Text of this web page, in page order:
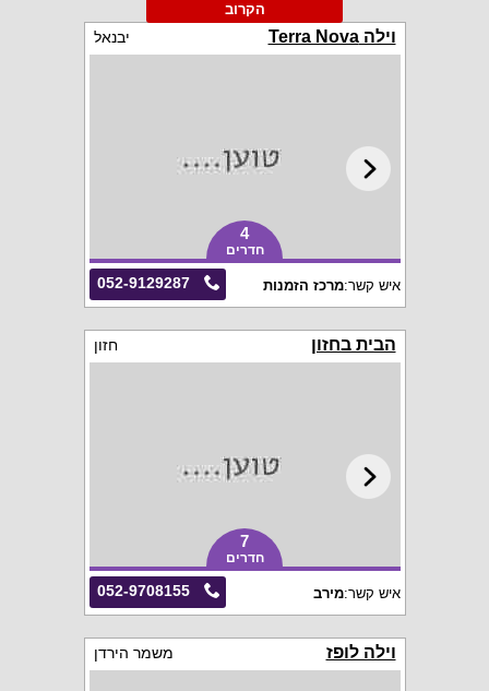
הקרוב
וילה Terra Nova יבנאל
4
חדרים
052-9129287 איש קשר:מרכז הזמנות
הבית בחזון חזון
7
חדרים
052-9708155 איש קשר:מירב
וילה לופז משמר הירדן